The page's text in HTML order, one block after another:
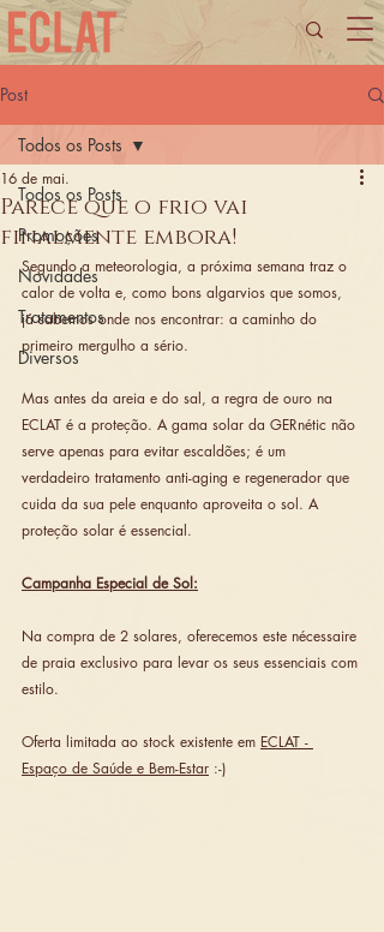
Post
Todos os Posts
Promoções
Novidades
Tratamentos
Diversos
Todos os Posts
Parece que o frio vai
finalmente embora!
16 de mai.
Segundo a meteorologia, a próxima semana traz o
calor de volta e, como bons algarvios que somos,
já sabemos onde nos encontrar: a caminho do
primeiro mergulho a sério.
Mas antes da areia e do sal, a regra de ouro na
ECLAT é a proteção. A gama solar da GERnétic não
serve apenas para evitar escaldões; é um
verdadeiro tratamento anti-aging e regenerador que
cuida da sua pele enquanto aproveita o sol. A
proteção solar é essencial.
Campanha Especial de Sol:
Na compra de 2 solares, oferecemos este nécessaire
de praia exclusivo para levar os seus essenciais com
estilo.
Oferta limitada ao stock existente em ECLAT -
Espaço de Saúde e Bem-Estar :-)